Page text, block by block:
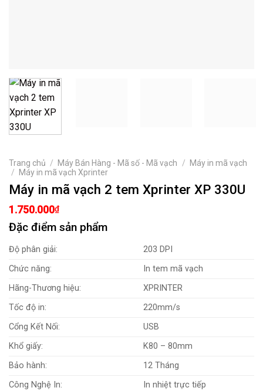
Trang chủ / Máy Bán Hàng - Mã số - Mã vạch /
Máy in mã vạch
/
Máy in mã vạch Xprinter
Máy in mã vạch 2 tem Xprinter XP 330U
1.750.000₫
Đặc điểm sản phẩm
Độ phân giải:
203 DPI
Chức năng:
In tem mã vạch
Hãng-Thương hiệu:
XPRINTER
Tốc độ in:
220mm/s
Cổng Kết Nối:
USB
Khổ giấy:
K80 – 80mm
Bảo hành:
12 Tháng
Công Nghệ In:
In nhiệt trực tiếp